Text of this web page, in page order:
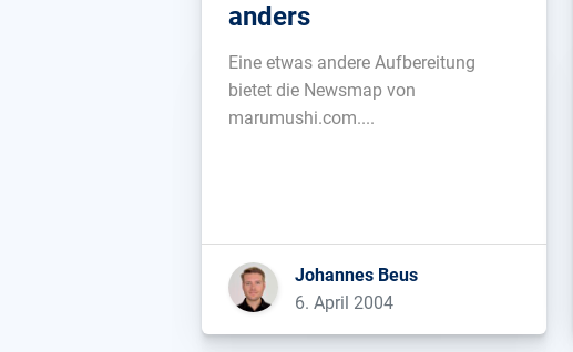
anders
Eine etwas andere Aufbereitung
bietet die Newsmap von
marumushi.com....
Johannes Beus
6. April 2004